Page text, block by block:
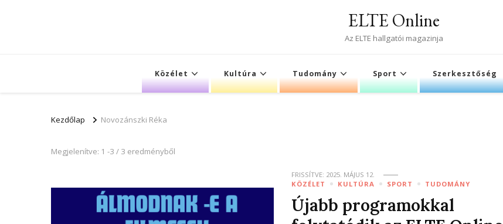
ELTE Online
Az ELTE hallgatói magazinja
Közélet Kultúra Tudomány Sport Szerkesztőség
Kezdőlap Novozánszki Réka
Megjelenítve: 1 -3 / 3 eredményből
FRISSÍTVE: 2025. MÁJUS 12.
KÖZÉLET
KULTÚRA SPORT TUDOMÁNY
Újabb programokkal